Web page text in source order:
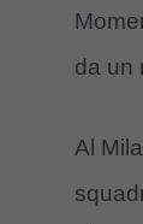
da un
Al